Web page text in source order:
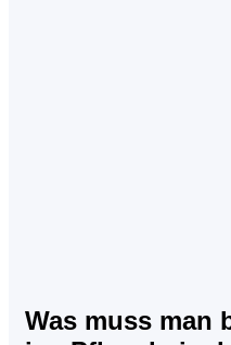
Was muss man